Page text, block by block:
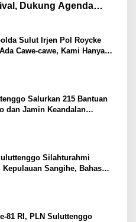
Dukung Agenda
Sulut Irjen Pol Roycke
Cawe-cawe, Kami Hanya
Undang-Undang
Salurkan 215 Bantuan
dan Jamin Keandalan
Bencana di Tamako
Silahturahmi
Sangihe, Bahas
Kelistrikan hingga
81 RI, PLN Suluttenggo